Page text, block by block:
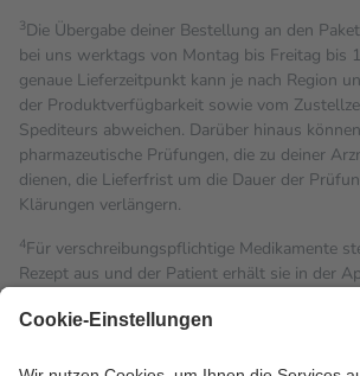
3Die Übergabe deiner Bestellung an den
bei uns werktags von Montag bis Freitag bis
genaue Lieferzeitpunkt kann je nach Region
der Produktverfügbarkeit sowie vom
Spediteurs abweichen. Darüber hinaus
pharmazeutische Prüfungen, die zu deiner
dienen, die Lieferfrist um die Dauer der
Klärungen verlängern.
4Für verschreibungspflichtige Medikamente
Rezept aus und der Patient erhält sie in der
Kosten dafür, der Versicherte trägt einen Teil